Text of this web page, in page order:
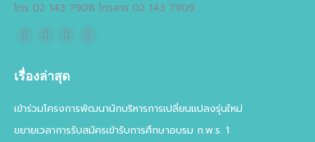
โทร 02 143 7908 โทรสาร 02 143 7909
Find us on:
Facebook
opens
new
window
X
opens
new
window
YouTube
opens
new
window
Flickr
new
window
เรื่องล่าสุด
เข้าร่วมโครงการพัฒนานักบริหารการเปลี่ยนแปลงรุ่นใหม่
ขยายเวลาการรับสมัครเข้ารับการศึกษาอบรม ก.พ.ร. 1